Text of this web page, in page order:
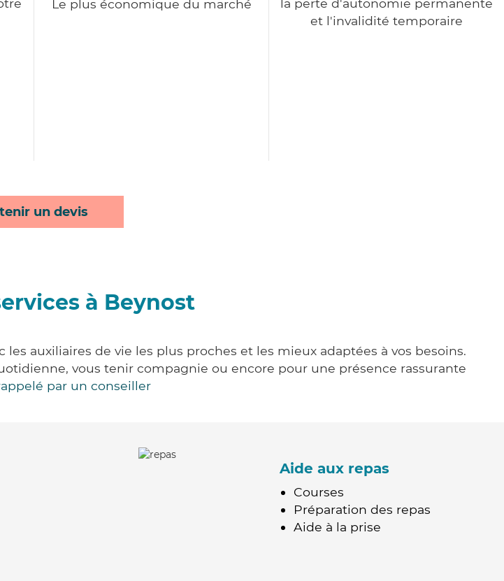
Le plus économique du marché
la perte d'autonomie permanente
et l'invalidité temporaire
un devis
à Beynost
auxiliaires de vie les plus proches et les mieux adaptées à vos besoins.
vous tenir compagnie ou encore pour une présence rassurante
par un conseiller
Aide aux repas
Courses
Préparation des repas
Aide à la prise